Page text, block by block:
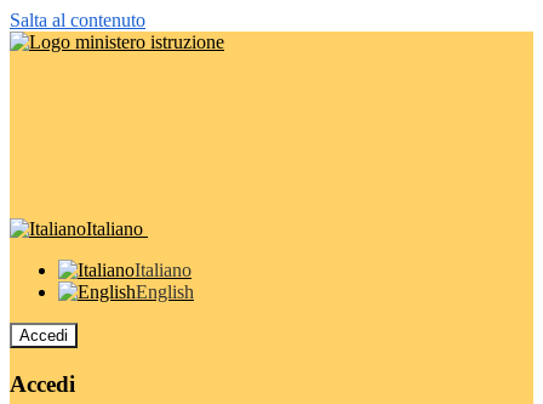
Salta al contenuto
Italiano
Italiano
English
Accedi
Accedi